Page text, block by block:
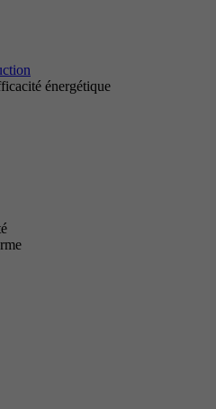
énergétique